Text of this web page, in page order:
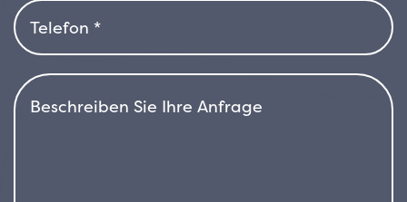
der Pflanze einen leicht silbrigen Glanz
verleiht. Bei guter Pflege entwickelt sie eine
rundliche Form mit gebogenen Zweigen. Die
Blüte erfolgt an den neuen Trieben ab dem
Sommer und ist stark duftend.